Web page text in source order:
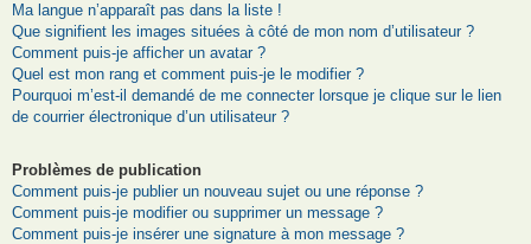
Ma langue n’apparaît pas dans la liste !
Que signifient les images situées à côté de mon nom d’utilisateur ?
Comment puis-je afficher un avatar ?
Quel est mon rang et comment puis-je le modifier ?
Pourquoi m’est-il demandé de me connecter lorsque je clique sur le lien
de courrier électronique d’un utilisateur ?
Problèmes de publication
Comment puis-je publier un nouveau sujet ou une réponse ?
Comment puis-je modifier ou supprimer un message ?
Comment puis-je insérer une signature à mon message ?